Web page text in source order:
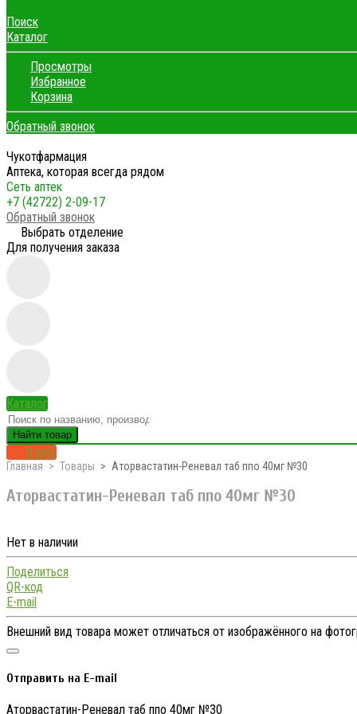
Поиск
Каталог
Просмотры
Избранное
Корзина
Обратный звонок
Чукотфармация
Аптека, которая всегда рядом
Сеть аптек
+7 (42722) 2-09-17
Обратный звонок
Выбрать отделение
Для получения заказа
Каталог
Найти товар
0 руб.
Главная Товары Аторвастатин-Реневал таб ппо 40мг №30
Аторвастатин-Реневал таб ппо 40мг №30
Нет в наличии
Поделиться
QR-код
E-mail
Внешний вид товара может отличаться от изображённого на
Отправить на E-mail
Аторвастатин-Реневал таб ппо 40мг №30